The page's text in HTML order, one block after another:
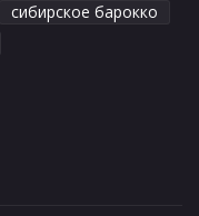
сибирское барокко